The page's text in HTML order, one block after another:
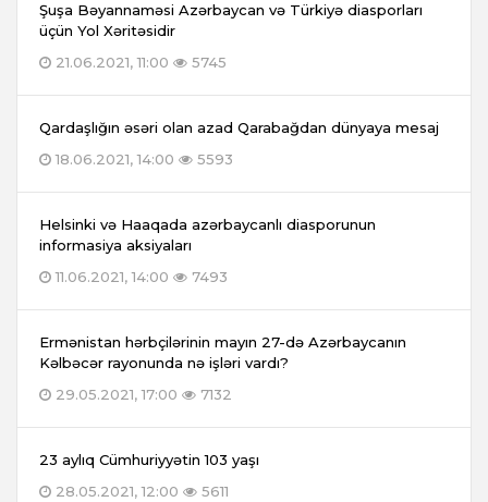
Şuşa Bəyannaməsi Azərbaycan və Türkiyə diasporları
üçün Yol Xəritəsidir
21.06.2021, 11:00
5745
Qardaşlığın əsəri olan azad Qarabağdan dünyaya mesaj
18.06.2021, 14:00
5593
Helsinki və Haaqada azərbaycanlı diasporunun
informasiya aksiyaları
11.06.2021, 14:00
7493
Ermənistan hərbçilərinin mayın 27-də Azərbaycanın
Kəlbəcər rayonunda nə işləri vardı?
29.05.2021, 17:00
7132
23 aylıq Cümhuriyyətin 103 yaşı
28.05.2021, 12:00
5611